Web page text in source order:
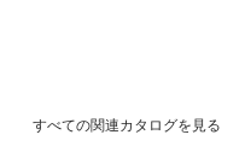
すべての関連カタログを見る